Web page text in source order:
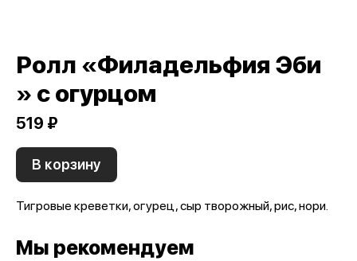
Ролл «Филадельфия Эби
» с огурцом
519 ₽
В корзину
Тигровые креветки, огурец, сыр творожный, рис, нори.
Мы рекомендуем